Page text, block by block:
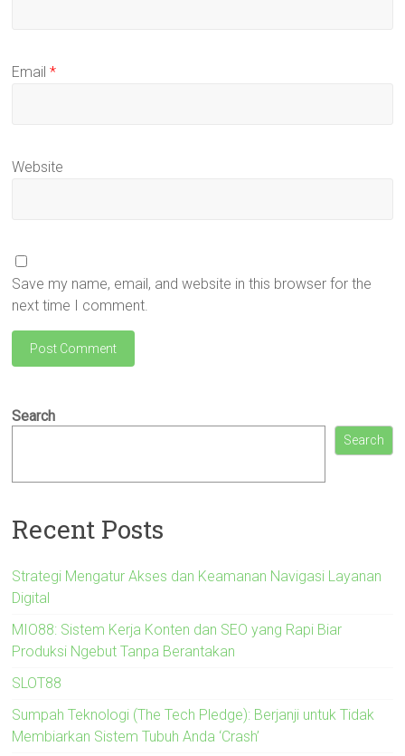
Email*
Website
Save my name, email, and website in this browser for the
next time I comment.
Search
Search
Recent Posts
Strategi Mengatur Akses dan Keamanan Navigasi Layanan
Digital
MIO88: Sistem Kerja Konten dan SEO yang Rapi Biar
Produksi Ngebut Tanpa Berantakan
SLOT88
Sumpah Teknologi (The Tech Pledge): Berjanji untuk Tidak
Membiarkan Sistem Tubuh Anda ‘Crash’